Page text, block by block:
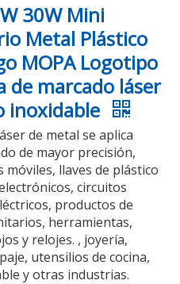
30W Mini
Metal Plástico
MOPA Logotipo
de marcado láser
inoxidable
de metal se aplica
de mayor precisión,
llaves de plástico
circuitos
productos de
herramientas,
y relojes. , joyería,
utensilios de cocina,
y otras industrias.